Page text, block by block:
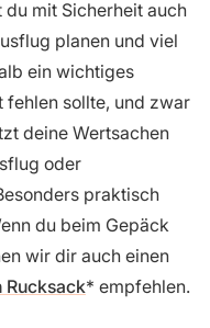
mit Sicherheit auch
planen und viel
ein wichtiges
fehlen sollte, und zwar
deine Wertsachen
oder
praktisch
du beim Gepäck
wir dir auch einen
Rucksack empfehlen.